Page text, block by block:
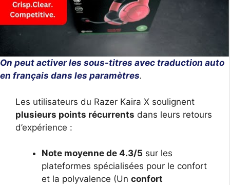
On peut activer les sous-titres avec traduction auto
en français dans les paramètres.
Les utilisateurs du Razer Kaira X soulignent
plusieurs points récurrents dans leurs retours
d’expérience :
Note moyenne de 4.3/5 sur les
plateformes spécialisées pour le confort
et la polyvalence (Un confort